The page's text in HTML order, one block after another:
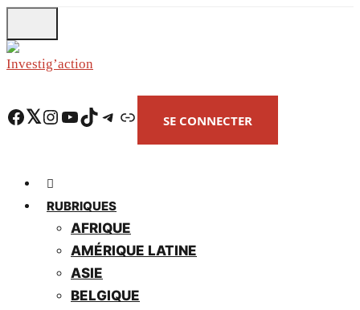
to
main
Facebook Twitter Instagram YouTube TikTok Telegram Lien SE CONNECTER
RUBRIQUES
AFRIQUE
AMÉRIQUE LATINE
ASIE
BELGIQUE